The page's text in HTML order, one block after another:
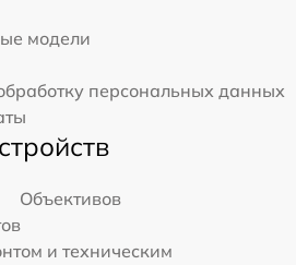
модели
персональных данных
Объективов
и техническим